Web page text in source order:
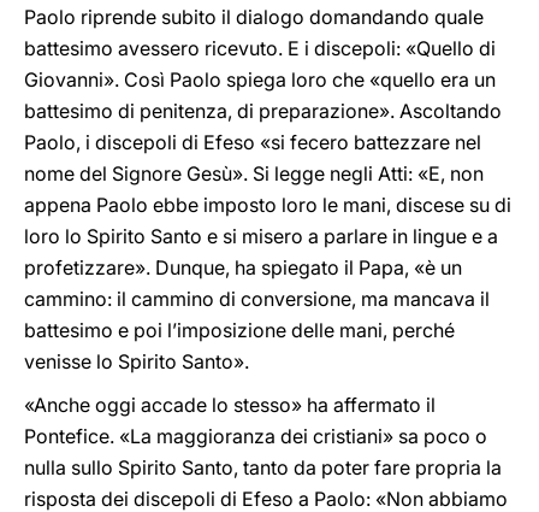
Paolo riprende subito il dialogo domandando quale
battesimo avessero ricevuto. E i discepoli: «Quello di
Giovanni». Così Paolo spiega loro che «quello era un
battesimo di penitenza, di preparazione». Ascoltando
Paolo, i discepoli di Efeso «si fecero battezzare nel
nome del Signore Gesù». Si legge negli Atti: «E, non
appena Paolo ebbe imposto loro le mani, discese su di
loro lo Spirito Santo e si misero a parlare in lingue e a
profetizzare». Dunque, ha spiegato il Papa, «è un
cammino: il cammino di conversione, ma mancava il
battesimo e poi l’imposizione delle mani, perché
venisse lo Spirito Santo».
«Anche oggi accade lo stesso» ha affermato il
Pontefice. «La maggioranza dei cristiani» sa poco o
nulla sullo Spirito Santo, tanto da poter fare propria la
risposta dei discepoli di Efeso a Paolo: «Non abbiamo